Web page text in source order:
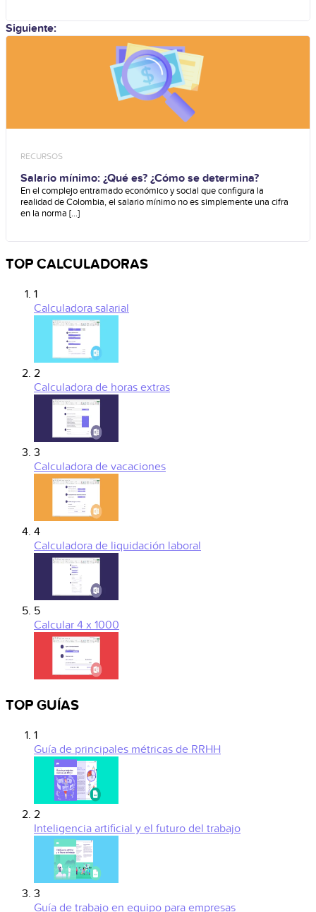
Siguiente:
RECURSOS
Salario mínimo: ¿Qué es? ¿Cómo se determina?
En el complejo entramado económico y social que configura la
realidad de Colombia, el salario mínimo no es simplemente una cifra
en la norma [...]
TOP CALCULADORAS
1
Calculadora salarial
2
Calculadora de horas extras
3
Calculadora de vacaciones
4
Calculadora de liquidación laboral
5
Calcular 4 x 1000
TOP GUÍAS
1
Guía de principales métricas de RRHH
2
Inteligencia artificial y el futuro del trabajo
3
Guía de trabajo en equipo para empresas